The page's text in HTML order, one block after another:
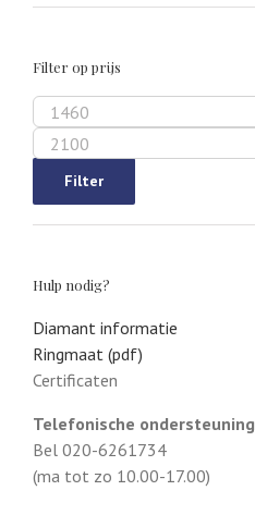
Filter op prijs
Min.
prijs
Max.
prijs
Filter
Hulp nodig?
Diamant informatie
Ringmaat (pdf)
Certificaten
Telefonische ondersteuning
Bel 020-6261734
(ma tot zo 10.00-17.00)